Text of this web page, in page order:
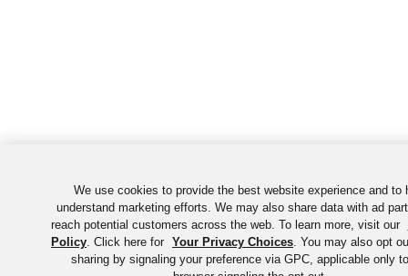
We use cookies to provide the best website experience and to
understand marketing efforts. We may also share data with ad
reach potential customers across the web. To learn more, visit our
Policy. Click here for Your Privacy Choices. You may also opt
sharing by signaling your preference via GPC, applicable only